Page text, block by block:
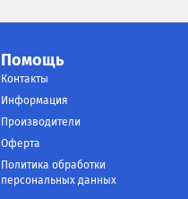
Помощь
Контакты
Информация
Производители
Оферта
Политика обработки
персональных данных